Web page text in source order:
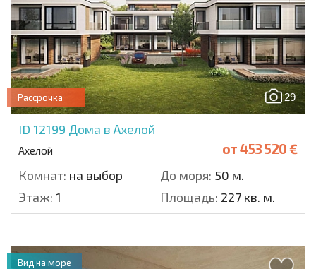
29
Рассрочка
ID 12199 Дома в Ахелой
Ахелой от453 520 €
Комнат: на выбор До моря: 50 м.
Этаж: 1 Площадь: 227 кв. м.
Вид на море